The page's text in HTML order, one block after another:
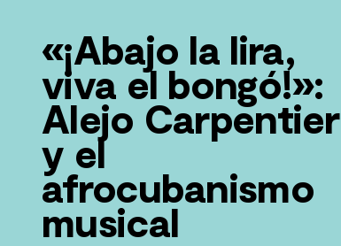
«¡Abajo la lira,
viva el bongó!»:
Alejo Carpentier
y el
afrocubanismo
musical